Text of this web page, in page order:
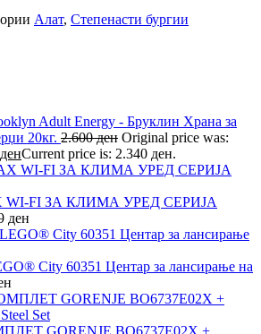
Алат, Степенасти бургии
Adult Energy - Бруклин Храна за
20кг. 2.600ден Original price was:
денCurrent price is: 2.340 ден.
WI-FI ЗА КЛИМА УРЕД СЕРИЈА
ден
City 60351 Центар за лансирање на